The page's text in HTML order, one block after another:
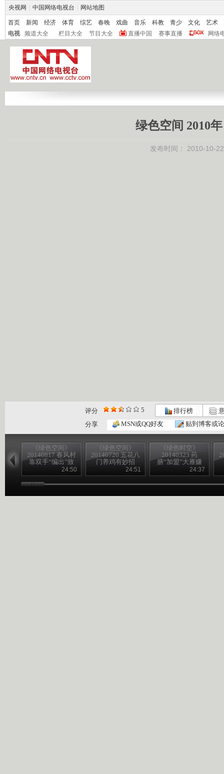
央视网 中国网络电视台 网站地图
首页 新闻 经济 体育 综艺 春晚 戏曲 音乐 科教 青少 文化
艺术
电视
频道大全 栏目大全 节目大全 直播中国 赛事直播 网络
绿色空间 2010
发布时间： 2010-10-
评分 5 排行榜
分享
MSN或QQ好友 贴到博客或
《绿色空间》
20140817 春风村
靠双手“编出”致
24:50
《绿色空间》
20140720 五花八
门养鸡有妙招
24:51
《绿色时空》
20140323 药
膳“加盟”大雁赚
得意外财富24:37